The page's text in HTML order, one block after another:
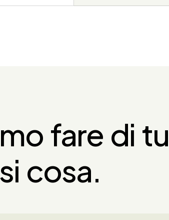
fare di
cosa.